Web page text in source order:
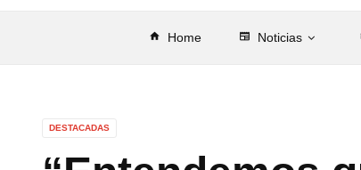
home Home newspaper Noticias
DESTACADAS